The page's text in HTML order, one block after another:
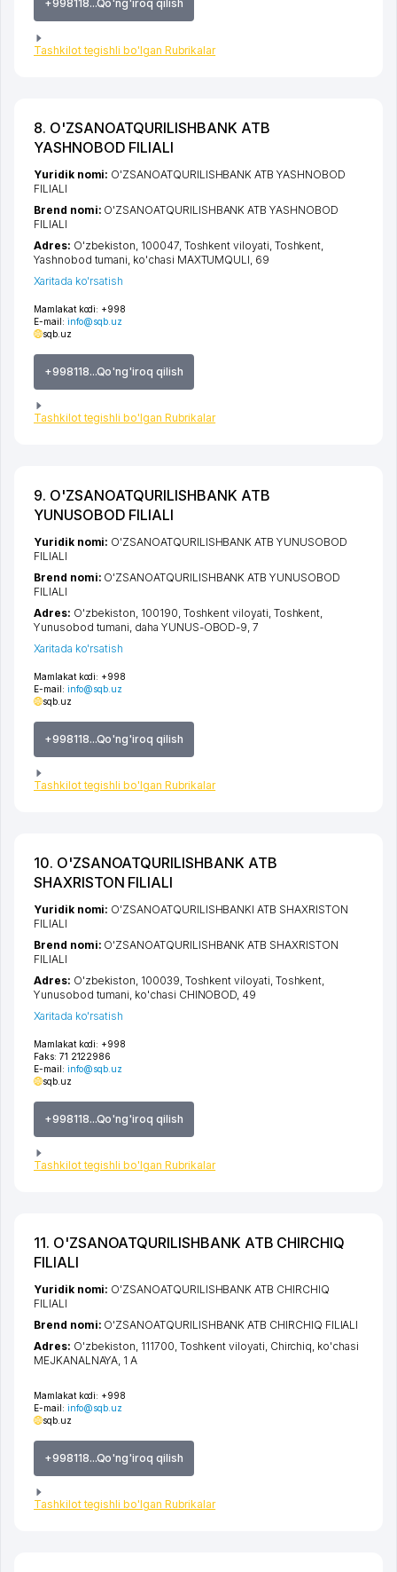
+998118...Qo'ng'iroq qilish
Tashkilot tegishli bo'lgan Rubrikalar
8. O'ZSANOATQURILISHBANK ATB
YASHNOBOD FILIALI
Mamlakat kodi: +998
E-mail: info@sqb.uz
sqb.uz
+998118...Qo'ng'iroq qilish
Tashkilot tegishli bo'lgan Rubrikalar
Yuridik nomi: O'ZSANOATQURILISHBANK ATB YASHNOBOD
FILIALI
Brend nomi: O'ZSANOATQURILISHBANK ATB YASHNOBOD
FILIALI
Adres: O'zbekiston, 100047, Toshkent viloyati Toshkent
Yashnobod tumani ko'chasi MAXTUMQULI , 69
Xaritada ko'rsatish
9. O'ZSANOATQURILISHBANK ATB
YUNUSOBOD FILIALI
Mamlakat kodi: +998
E-mail: info@sqb.uz
sqb.uz
+998118...Qo'ng'iroq qilish
Tashkilot tegishli bo'lgan Rubrikalar
Yuridik nomi: O'ZSANOATQURILISHBANK ATB YUNUSOBOD
FILIALI
Brend nomi: O'ZSANOATQURILISHBANK ATB YUNUSOBOD
FILIALI
Adres: O'zbekiston, 100190, Toshkent viloyati Toshkent
Yunusobod tumani daha YUNUS-OBOD-9 , 7
Xaritada ko'rsatish
10. O'ZSANOATQURILISHBANK ATB
SHAXRISTON FILIALI
Mamlakat kodi: +998
Faks: 71 2122986
E-mail: info@sqb.uz
sqb.uz
+998118...Qo'ng'iroq qilish
Tashkilot tegishli bo'lgan Rubrikalar
Yuridik nomi: O'ZSANOATQURILISHBANKI ATB SHAXRISTON
FILIALI
Brend nomi: O'ZSANOATQURILISHBANK ATB SHAXRISTON
FILIALI
Adres: O'zbekiston, 100039, Toshkent viloyati Toshkent
Yunusobod tumani ko'chasi CHINOBOD , 49
Xaritada ko'rsatish
11. O'ZSANOATQURILISHBANK ATB CHIRCHIQ
FILIALI
Mamlakat kodi: +998
E-mail: info@sqb.uz
sqb.uz
+998118...Qo'ng'iroq qilish
Tashkilot tegishli bo'lgan Rubrikalar
Yuridik nomi: O'ZSANOATQURILISHBANK ATB CHIRCHIQ
FILIALI
Brend nomi: O'ZSANOATQURILISHBANK ATB CHIRCHIQ FILIALI
Adres: O'zbekiston, 111700, Toshkent viloyati, Chirchiq, ko'chasi
MEJKANALNAYA, 1 A